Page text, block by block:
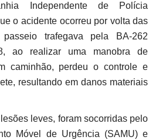
Independente de Polícia
o acidente ocorreu por volta das
trafegava pela BA-262
ao realizar uma manobra de
caminhão, perdeu o controle e
resultando em danos materiais
leves, foram socorridas pelo
Móvel de Urgência (SAMU) e